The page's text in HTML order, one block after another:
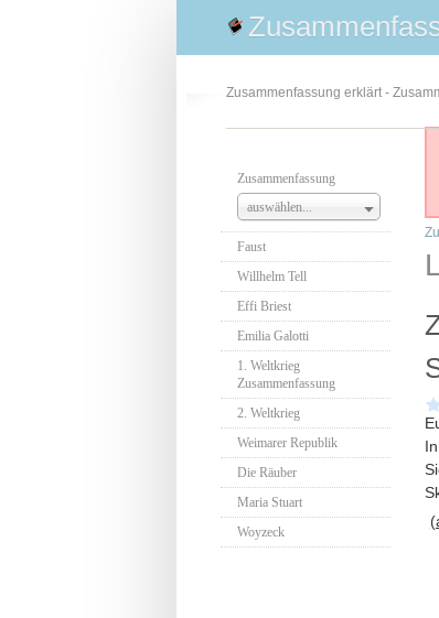
Zusammenfassung erklärt -
Zusammenfassung
auswählen...
Faust
Willhelm Tell
Effi Briest
Emilia Galotti
1. Weltkrieg
Zusammenfassung
2. Weltkrieg
Weimarer Republik
Die Räuber
Maria Stuart
Woyzeck